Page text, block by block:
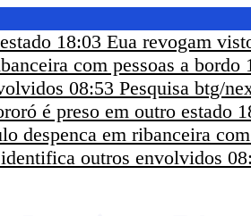
18:03 Eua revogam
com pessoas a bordo
08:53 Pesquisa btg/
é preso em outro estado
despenca em ribanceira
outros envolvidos